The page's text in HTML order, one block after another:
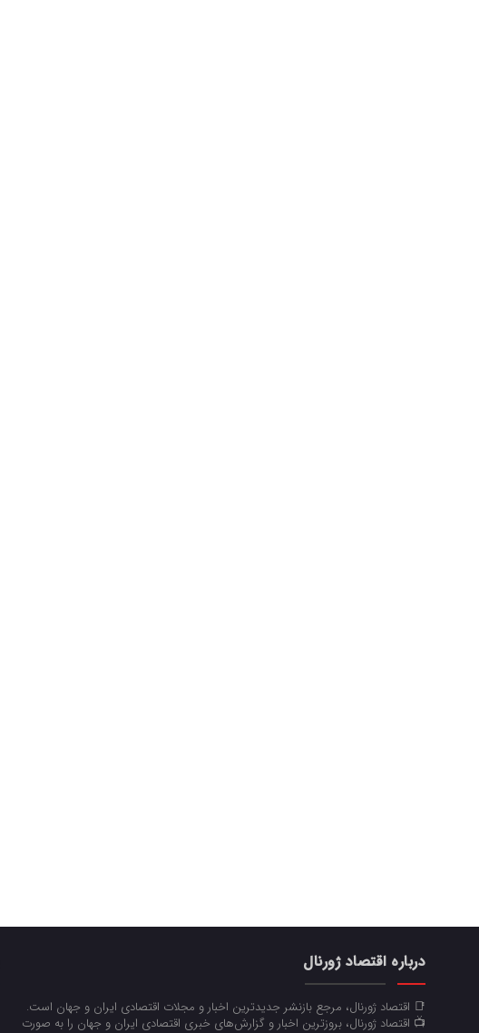
درباره اقتصاد ژورنال
📑 اقتصاد ژورنال، مرجع بازنشر جدیدترین اخبار و مجلات اقتصادی ایران و جهان است.
📺 اقتصاد ژورنال، بروزترین اخبار و گزارش‌های خبری اقتصادی ایران و جهان را به صورت